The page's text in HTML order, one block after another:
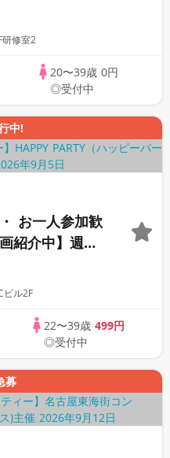
修室2
20〜39歳 0円
◎受付中
中!
お一人参加歓
紹介中】週末
ビル2F
22〜39歳 499円
◎受付中
募